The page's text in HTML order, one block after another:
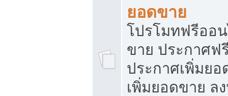
ยอดขาย
โปรโมทฟรีออ
ขาย ประกาศฟ
ประกาศเพิ่มย
เพิ่มยอดขาย ล